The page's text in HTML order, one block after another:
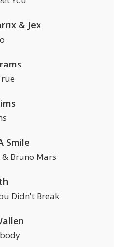
& Jex
Smile
& Bruno Mars
Didn't Break